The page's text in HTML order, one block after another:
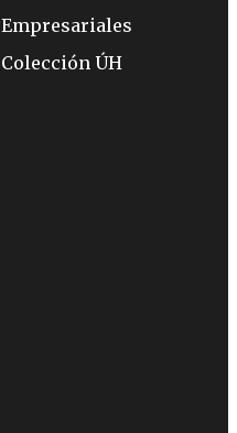
Empresariales
Colección ÚH